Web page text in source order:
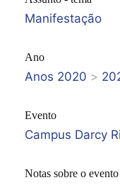
Manifestação
Ano
Anos 2020 >
Evento
Campus Darcy
Notas sobre o evento